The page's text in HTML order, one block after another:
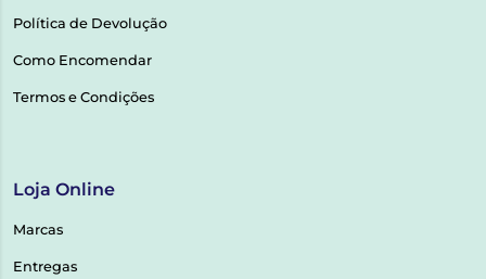
Política de Devolução
Como Encomendar
Termos e Condições
Loja Online
Marcas
Entregas